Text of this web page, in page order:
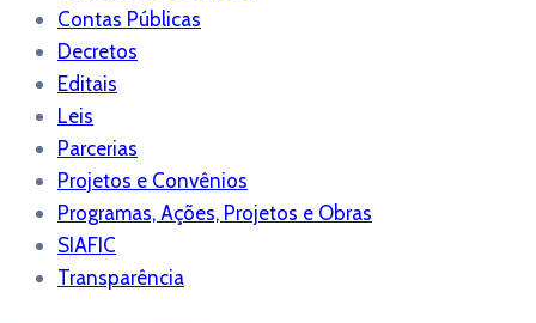
Contas Públicas
Decretos
Editais
Leis
Parcerias
Projetos e Convênios
Programas, Ações, Projetos e Obras
SIAFIC
Transparência